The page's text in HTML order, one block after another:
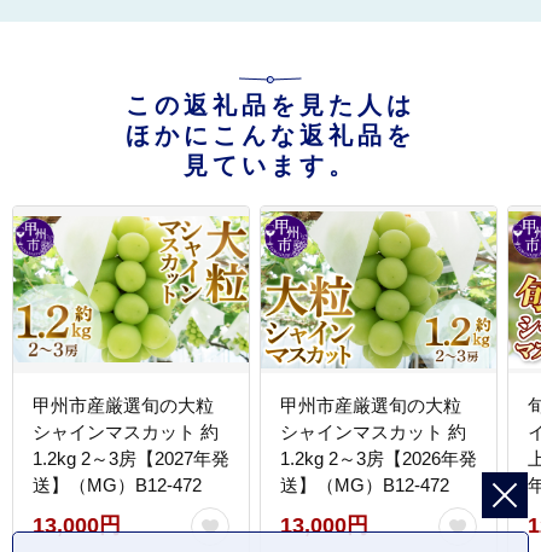
この返礼品を見た人は
ほかにこんな返礼品を
見ています。
甲州市産厳選旬の大粒
シャインマスカット 約
1.2kg 2～3房【2027年発
送】（MG）B12-472
13,000円
甲州市産厳選旬の大粒
シャインマスカット 約
1.2kg 2～3房【2026年発
送】（MG）B12-472
13,000円